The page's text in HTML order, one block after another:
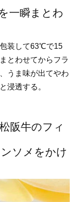
一瞬まとわ
装して63℃で15
とわせてからフラ
うま味が出てやわ
浸透する。
阪牛のフィ
ソメをかけ